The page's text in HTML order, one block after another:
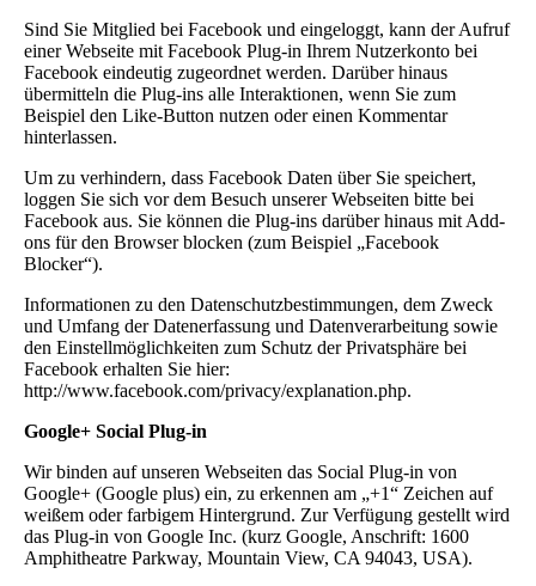
Sind Sie Mitglied bei Facebook und eingeloggt, kann der Aufruf
einer Webseite mit Facebook Plug-in Ihrem Nutzerkonto bei
Facebook eindeutig zugeordnet werden. Darüber hinaus
übermitteln die Plug-ins alle Interaktionen, wenn Sie zum
Beispiel den Like-Button nutzen oder einen Kommentar
hinterlassen.
Um zu verhindern, dass Facebook Daten über Sie speichert,
loggen Sie sich vor dem Besuch unserer Webseiten bitte bei
Facebook aus. Sie können die Plug-ins darüber hinaus mit Add-
ons für den Browser blocken (zum Beispiel „Facebook
Blocker“).
Informationen zu den Datenschutzbestimmungen, dem Zweck
und Umfang der Datenerfassung und Datenverarbeitung sowie
den Einstellmöglichkeiten zum Schutz der Privatsphäre bei
Facebook erhalten Sie hier:
http://www.facebook.com/privacy/explanation.php.
Google+ Social Plug-in
Wir binden auf unseren Webseiten das Social Plug-in von
Google+ (Google plus) ein, zu erkennen am „+1“ Zeichen auf
weißem oder farbigem Hintergrund. Zur Verfügung gestellt wird
das Plug-in von Google Inc. (kurz Google, Anschrift: 1600
Amphitheatre Parkway, Mountain View, CA 94043, USA).